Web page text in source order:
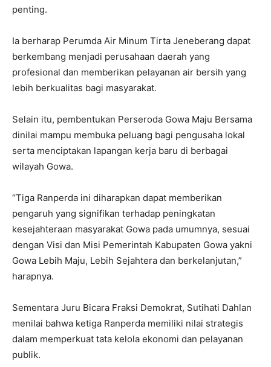
penting.
Ia berharap Perumda Air Minum Tirta Jeneberang dapat
berkembang menjadi perusahaan daerah yang
profesional dan memberikan pelayanan air bersih yang
lebih berkualitas bagi masyarakat.
Selain itu, pembentukan Perseroda Gowa Maju Bersama
dinilai mampu membuka peluang bagi pengusaha lokal
serta menciptakan lapangan kerja baru di berbagai
wilayah Gowa.
“Tiga Ranperda ini diharapkan dapat memberikan
pengaruh yang signifikan terhadap peningkatan
kesejahteraan masyarakat Gowa pada umumnya, sesuai
dengan Visi dan Misi Pemerintah Kabupaten Gowa yakni
Gowa Lebih Maju, Lebih Sejahtera dan berkelanjutan,”
harapnya.
Sementara Juru Bicara Fraksi Demokrat, Sutihati Dahlan
menilai bahwa ketiga Ranperda memiliki nilai strategis
dalam memperkuat tata kelola ekonomi dan pelayanan
publik.